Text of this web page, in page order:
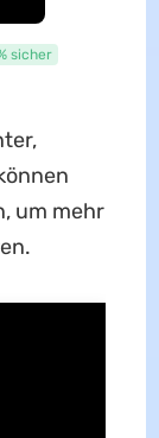
sicher
um mehr